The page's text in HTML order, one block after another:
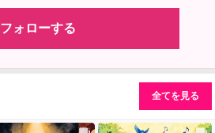
フォローする
全てを見る